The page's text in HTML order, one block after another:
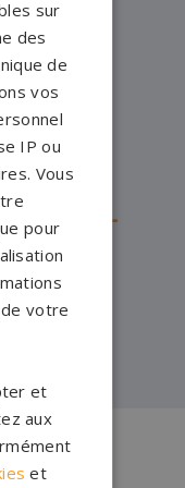
Friville-
BOISLE→
Poix-de-
en-
Villers-
sur
des
de
vos
IP ou
Vous
pour
votre
et
aux
et